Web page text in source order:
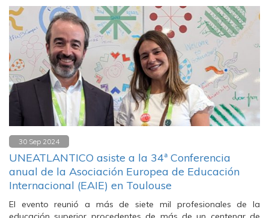
30 Sep 2024
UNEATLANTICO asiste a la 34ª Conferencia
anual de la Asociación Europea de Educación
Internacional (EAIE) en Toulouse
El evento reunió a más de siete mil profesionales de la